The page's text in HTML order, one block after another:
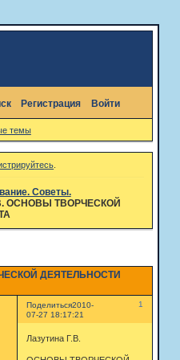
Регистрация Войти
темы
Советы.
ОСНОВЫ ТВОРЧЕСКОЙ
ДЕЯТЕЛЬНОСТИ
Поделиться 1
2010-
07-27 18:17:21
Лазутина Г.В.